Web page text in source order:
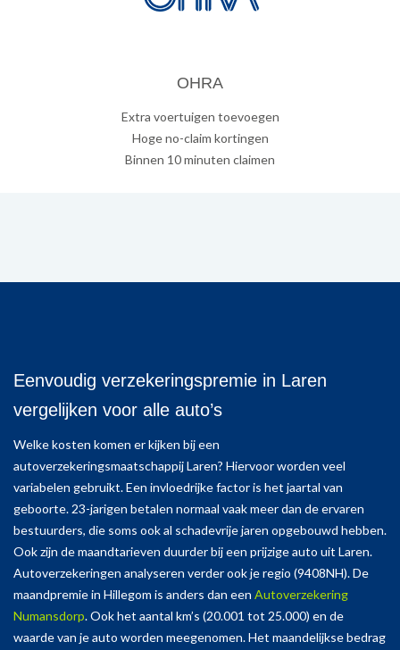
OHRA
Extra voertuigen toevoegen
Hoge no-claim kortingen
Binnen 10 minuten claimen
Eenvoudig verzekeringspremie in Laren
vergelijken voor alle auto’s
Welke kosten komen er kijken bij een
autoverzekeringsmaatschappij Laren? Hiervoor worden veel
variabelen gebruikt. Een invloedrijke factor is het jaartal van
geboorte. 23-jarigen betalen normaal vaak meer dan de ervaren
bestuurders, die soms ook al schadevrije jaren opgebouwd hebben.
Ook zijn de maandtarieven duurder bij een prijzige auto uit Laren.
Autoverzekeringen analyseren verder ook je regio (9408NH). De
maandpremie in Hillegom is anders dan een Autoverzekering
Numansdorp. Ook het aantal km’s (20.001 tot 25.000) en de
waarde van je auto worden meegenomen. Het maandelijkse bedrag